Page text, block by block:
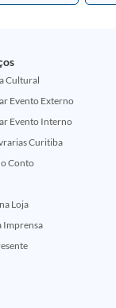
Cultural
Evento Externo
Evento Interno
Curitiba
Conto
Loja
Imprensa